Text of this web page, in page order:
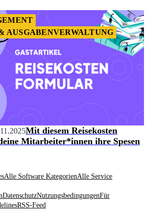
AUSGABENVERWALTUNG
Mit diesem Reisekosten
Mitarbeiter*innen ihre Spesen
Alle Software KategorienAlle Service
DatenschutzNutzungsbedingungenFür
RSS-Feed